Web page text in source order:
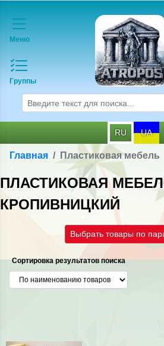
Меню
Группы
RU UA
Главная Пластиковая мебель
ПЛАСТИКОВАЯ
КРОПИВНИЦКИЙ
Выбрать товары по
Сортировка результатов поиска